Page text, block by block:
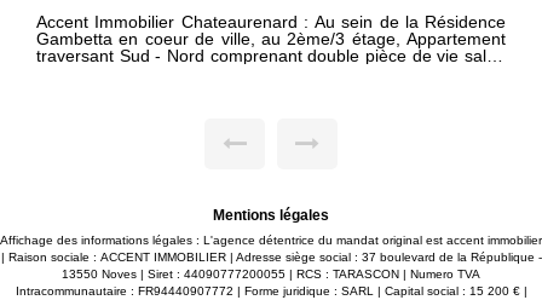
Accent Immobilier Chateaurenard : Au sein de la Résidence
Gambetta en coeur de ville, au 2ème/3 étage, Appartement
traversant Sud - Nord comprenant double pièce de vie salon
sein de la résidence. Charges de copropriété : 83€
Immobilier - 6 Agences - Bienvenue en Provence
Mentions légales
Affichage des informations légales : L'agence détentrice du mandat original est accent immobilier
| Raison sociale : ACCENT IMMOBILIER | Adresse siège social : 37 boulevard de la République -
13550 Noves | Siret : 44090777200055 | RCS : TARASCON | Numero TVA
Intracommunautaire : FR94440907772 | Forme juridique : SARL | Capital social : 15 200 € |